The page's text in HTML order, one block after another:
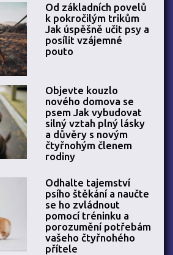
Od základních povelů
k pokročilým trikům
Jak úspěšně učit psy a
posílit vzájemné
pouto
Objevte kouzlo
nového domova se
psem Jak vybudovat
silný vztah plný lásky
a důvěry s novým
čtyřnohým členem
rodiny
Odhalte tajemství
psího štěkání a naučte
se ho zvládnout
pomocí tréninku a
porozumění potřebám
vašeho čtyřnohého
přítele